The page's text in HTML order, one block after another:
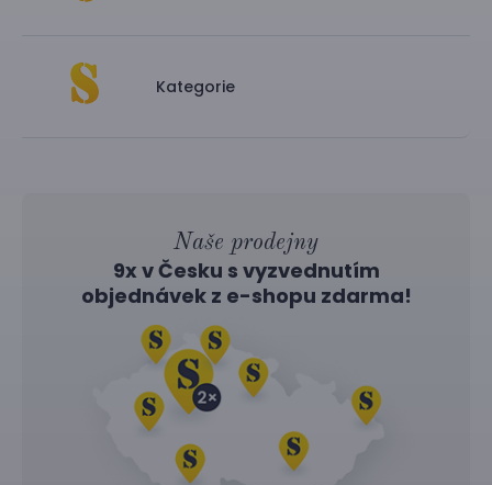
Kategorie
Naše prodejny
9x v Česku s vyzvednutím
objednávek z e-shopu zdarma!